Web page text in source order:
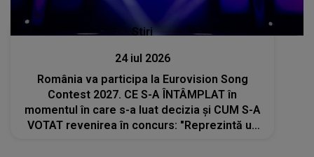
Stiri
24 iul 2026
România va participa la Eurovision Song
Contest 2027. CE S-A ÎNTÂMPLAT în
momentul în care s-a luat decizia și CUM S-A
VOTAT revenirea în concurs: "Reprezintă un